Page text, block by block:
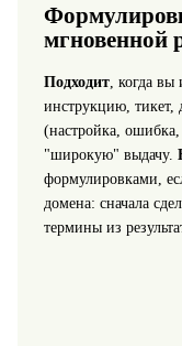
мгновенной
Подходит, когда вы
инструкцию, тикет,
(настройка, ошибка,
"широкую" выдачу.
формулировками,
домена: сначала
термины из